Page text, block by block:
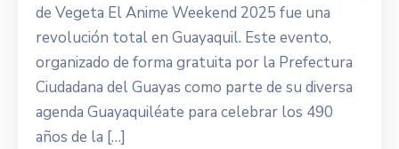
de Vegeta El Anime Weekend 2025 fue una
revolución total en Guayaquil. Este evento,
organizado de forma gratuita por la Prefectura
Ciudadana del Guayas como parte de su diversa
agenda Guayaquiléate para celebrar los 490
años de la […]